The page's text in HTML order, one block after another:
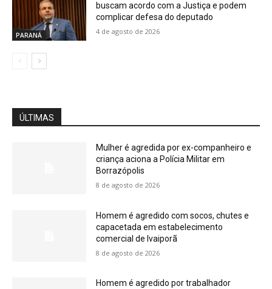
PARANÁ
buscam acordo com a Justiça e podem
complicar defesa do deputado
4 de agosto de 2026
ÚLTIMAS
Mulher é agredida por ex-companheiro e
criança aciona a Polícia Militar em
Borrazópolis
8 de agosto de 2026
Homem é agredido com socos, chutes e
capacetada em estabelecimento
comercial de Ivaiporã
8 de agosto de 2026
Homem é agredido por trabalhador